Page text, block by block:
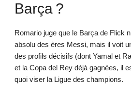
Barça ?
Romario juge que le Barça de Flick
absolu des ères Messi, mais il voit
des profils décisifs (dont Yamal et
et la Copa del Rey déjà gagnées, il
quoi viser la Ligue des champions.